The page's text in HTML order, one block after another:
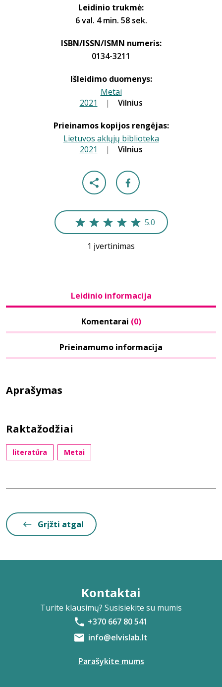
Leidinio trukmė:
6 val. 4 min. 58 sek.
ISBN/ISSN/ISMN numeris:
0134-3211
Išleidimo duomenys:
Metai
2021 | Vilnius
Prieinamos kopijos rengėjas:
Lietuvos aklųjų biblioteka
2021 | Vilnius
5.0
1 įvertinimas
Leidinio informacija
Komentarai (0)
Prieinamumo informacija
Aprašymas
Raktažodžiai
literatūra Metai
Grįžti atgal
Kontaktai
Turite klausimų? Susisiekite su mumis
+370 667 80 541
info@elvislab.lt
Parašykite mums